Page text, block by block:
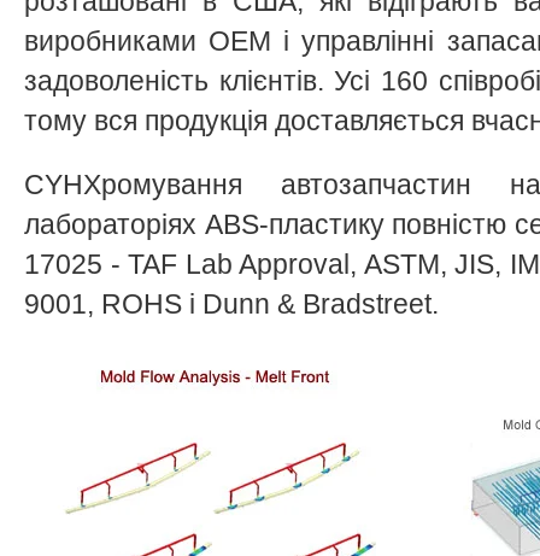
виробниками OEM і управлінні
задоволеність клієнтів. Усі 160
тому вся продукція доставляється
CYHХромування автозапчастин
лабораторіях ABS-пластику повністю
17025 - TAF Lab Approval, ASTM, JIS,
9001, ROHS і Dunn & Bradstreet.